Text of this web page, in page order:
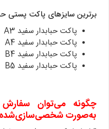
برترین سایزهای پاکت پستی
پاکت حبابدار سفید A3
پاکت حبابدار سفید A4
پاکت حبابدار سفید B4
پاکت حبابدار سفید B5
چگونه می‌توان سفارش
به‌صورت شخصی‌سازی‌شده